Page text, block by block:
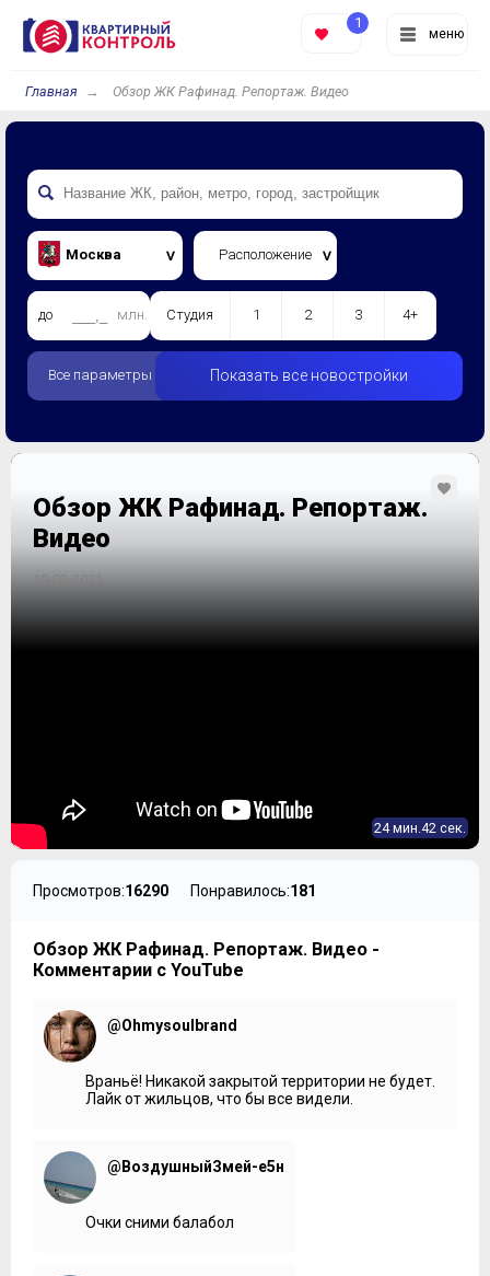
меню
1
Главная Обзор ЖК Рафинад. Репортаж. Видео
Москва Расположение
до млн. Студия 1 2 3 4+
Все параметры Показать все новостройки
Обзор ЖК Рафинад. Репортаж.
Видео
24 мин.42 сек.
Просмотров:16290 Понравилось:181
Обзор ЖК Рафинад. Репортаж. Видео -
Комментарии с YouTube
@Ohmysoulbrand
Враньё! Никакой закрытой территории не будет.
Лайк от жильцов, что бы все видели.
@ВоздушныйЗмей-е5н
Очки сними балабол